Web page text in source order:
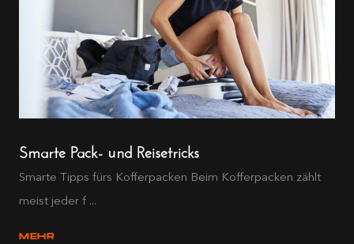
Smarte Pack- und Reisetricks
Smarte Tipps fürs Kofferpacken Beim Kofferpacken zählt
meist jeder f ...
MEHR